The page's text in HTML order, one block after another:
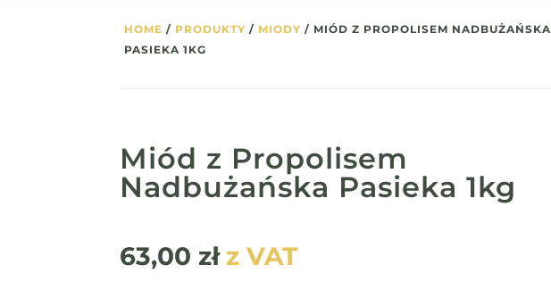
HOME / PRODUKTY / MIODY / MIÓD Z PROPOLISEM NADBUŻAŃSKA
PASIEKA 1KG
Miód z Propolisem
Nadbużańska Pasieka 1kg
63,00 zł z VAT